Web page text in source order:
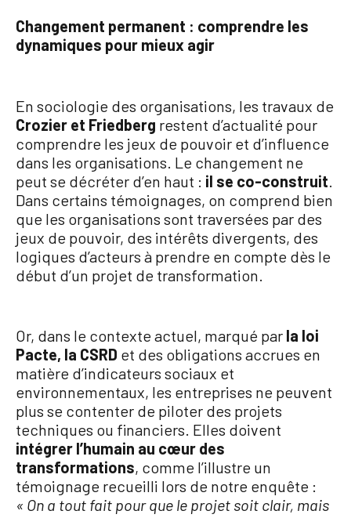
Changement permanent : comprendre les
dynamiques pour mieux agir
En sociologie des organisations, les travaux de
Crozier et Friedberg restent d’actualité pour
comprendre les jeux de pouvoir et d’influence
dans les organisations. Le changement ne
peut se décréter d’en haut : il se co-construit.
Dans certains témoignages, on comprend bien
que les organisations sont traversées par des
jeux de pouvoir, des intérêts divergents, des
logiques d’acteurs à prendre en compte dès le
début d’un projet de transformation.
Or, dans le contexte actuel, marqué par la loi
Pacte, la CSRD et des obligations accrues en
matière d’indicateurs sociaux et
environnementaux, les entreprises ne peuvent
plus se contenter de piloter des projets
techniques ou financiers. Elles doivent
intégrer l’humain au cœur des
transformations, comme l’illustre un
témoignage recueilli lors de notre enquête :
« On a tout fait pour que le projet soit clair, mais